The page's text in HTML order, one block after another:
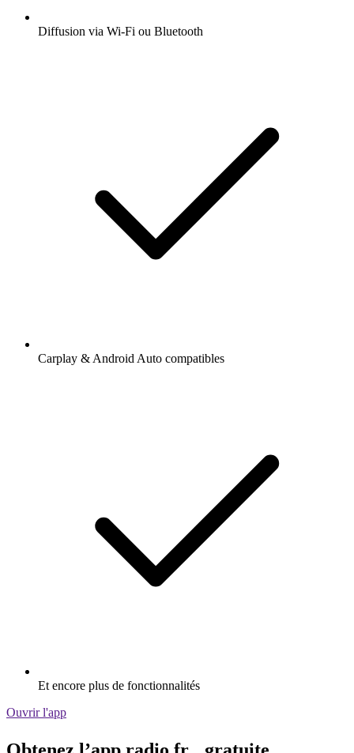
Diffusion via Wi-Fi ou Bluetooth
Carplay & Android Auto compatibles
Et encore plus de fonctionnalités
Ouvrir l'app